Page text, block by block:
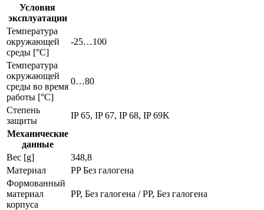
Условия
эксплуатации
Температура
окружающей
среды [°C]
-25…100
Температура
окружающей
среды во время
работы [°C]
0…80
Степень
защиты
IP 65, IP 67, IP 68, IP 69K
Механические
данные
Вес [g]
348,8
Материал
PP Без галогена
Формованный
материал
корпуса
PP, Без галогена / PP, Без галогена